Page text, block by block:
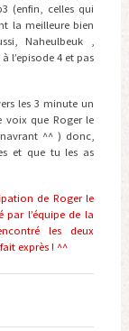
(enfin, celles qui
la meilleure bien
Naheulbeuk ,
l’episode 4 et pas
les 3 minute un
voix que Roger le
^^ ) donc,
et que tu les as
de Roger le
par l’équipe de la
les deux
exprès ! ^^